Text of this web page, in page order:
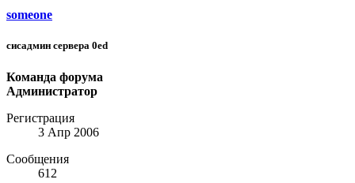
someone
сисадмин сервера 0ed
Команда форума
Администратор
Регистрация
3 Апр 2006
Сообщения
612